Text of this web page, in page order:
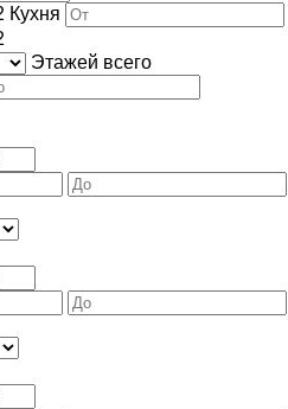
Кухня
Этажей всего